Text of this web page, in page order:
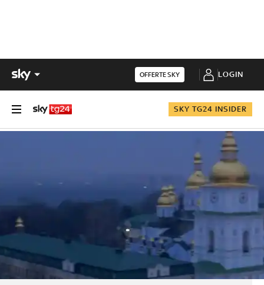
OFFERTE SKY LOGIN
SKY TG24 INSIDER